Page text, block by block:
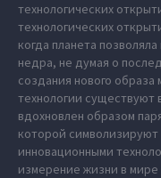
технологических
технологических
когда планета
недра, не думая о
создания нового
технологии существуют
вдохновлен образом
которой
инновационными
измерение жизни в